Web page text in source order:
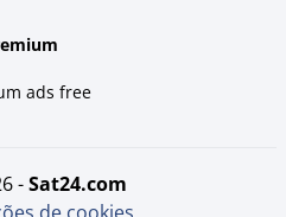
ads free
- sat24.com